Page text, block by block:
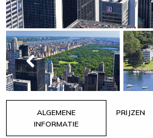
ALGEMENE
INFORMATIE
PRIJZEN